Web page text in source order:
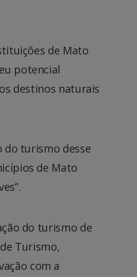
de Mato
potencial
destinos naturais
do turismo desse
de Mato
do turismo de
Turismo,
com a